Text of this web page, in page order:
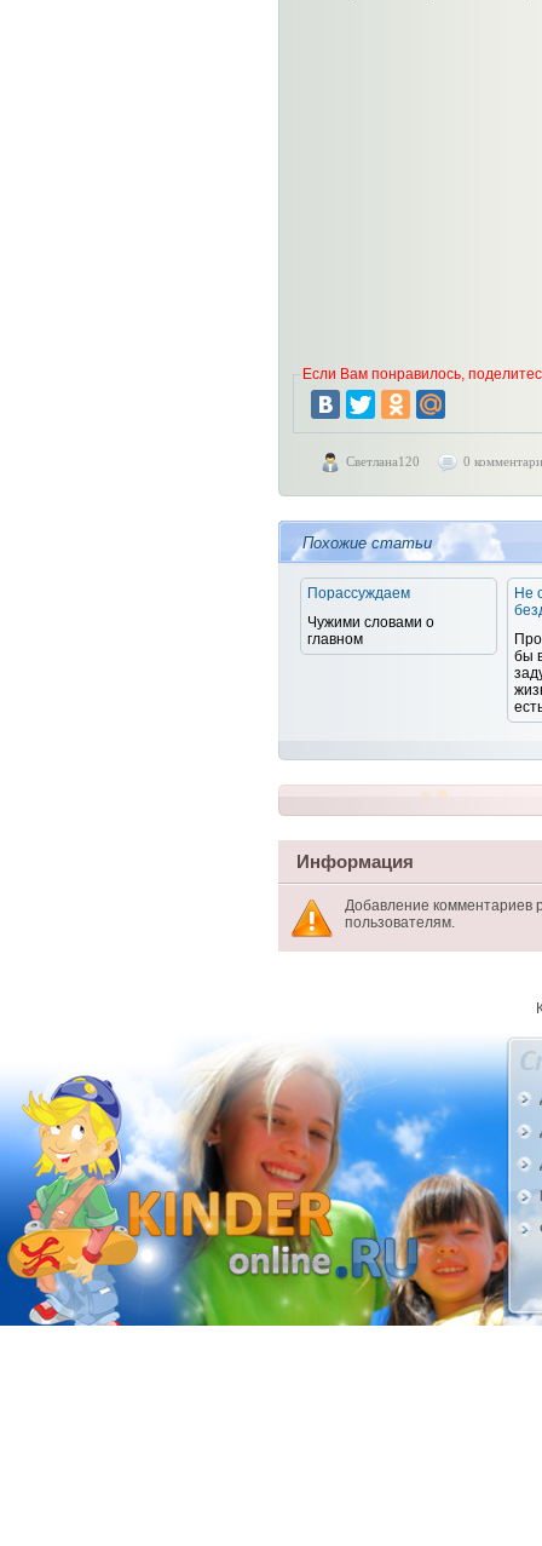
Если Вам понравилось,
Светлана120 0
Похожие статьи
Порассуждаем
Чужими словами о
главном
Не
бы
Информация
Добавление комментариев
пользователям.